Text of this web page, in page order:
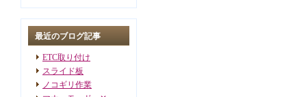
最近のブログ記事
ETC取り付け
スライド板
ノコギリ作業